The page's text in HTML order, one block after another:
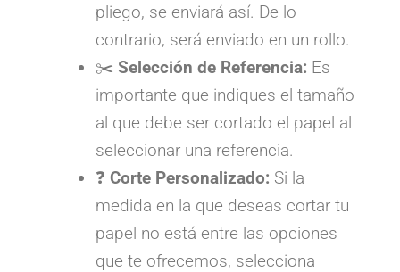
pliego, se enviará así. De lo
contrario, será enviado en un rollo.
✂️ Selección de Referencia: Es
importante que indiques el tamaño
al que debe ser cortado el papel al
seleccionar una referencia.
❓ Corte Personalizado: Si la
medida en la que deseas cortar tu
papel no está entre las opciones
que te ofrecemos, selecciona